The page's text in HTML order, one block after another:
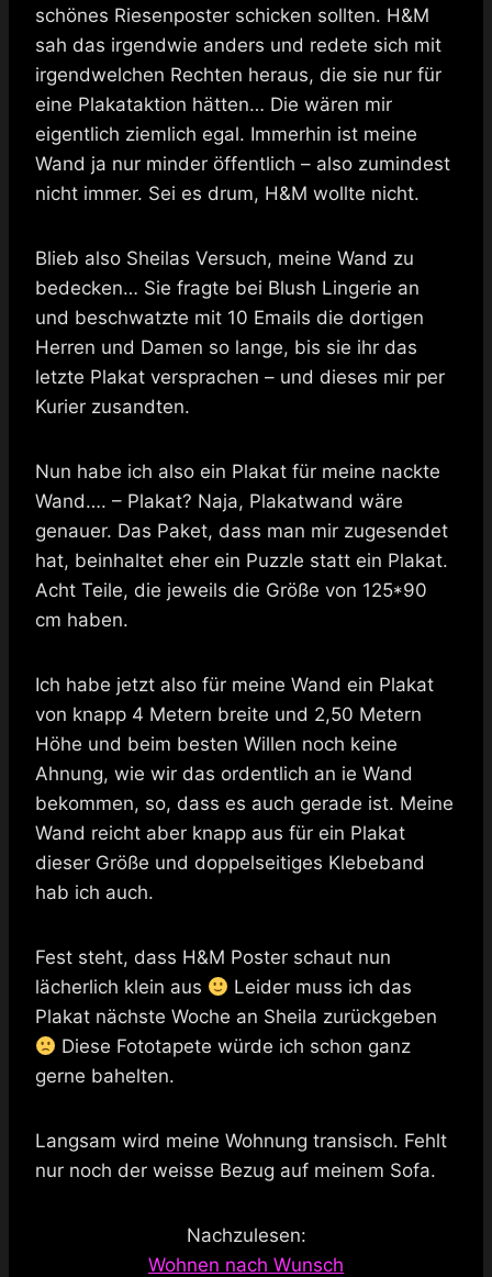
schönes Riesenposter schicken sollten. H&M
sah das irgendwie anders und redete sich mit
irgendwelchen Rechten heraus, die sie nur für
eine Plakataktion hätten… Die wären mir
eigentlich ziemlich egal. Immerhin ist meine
Wand ja nur minder öffentlich – also zumindest
nicht immer. Sei es drum, H&M wollte nicht.
Blieb also Sheilas Versuch, meine Wand zu
bedecken… Sie fragte bei Blush Lingerie an
und beschwatzte mit 10 Emails die dortigen
Herren und Damen so lange, bis sie ihr das
letzte Plakat versprachen – und dieses mir per
Kurier zusandten.
Nun habe ich also ein Plakat für meine nackte
Wand…. – Plakat? Naja, Plakatwand wäre
genauer. Das Paket, dass man mir zugesendet
hat, beinhaltet eher ein Puzzle statt ein Plakat.
Acht Teile, die jeweils die Größe von 125*90
cm haben.
Ich habe jetzt also für meine Wand ein Plakat
von knapp 4 Metern breite und 2,50 Metern
Höhe und beim besten Willen noch keine
Ahnung, wie wir das ordentlich an ie Wand
bekommen, so, dass es auch gerade ist. Meine
Wand reicht aber knapp aus für ein Plakat
dieser Größe und doppelseitiges Klebeband
hab ich auch.
Fest steht, dass H&M Poster schaut nun
lächerlich klein aus
Leider muss ich das
Plakat nächste Woche an Sheila zurückgeben
Diese Fototapete würde ich schon ganz
gerne bahelten.
Langsam wird meine Wohnung transisch. Fehlt
nur noch der weisse Bezug auf meinem Sofa.
Nachzulesen:
Wohnen nach Wunsch